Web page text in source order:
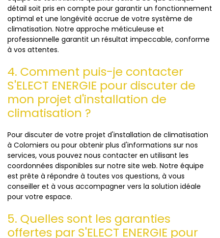
détail soit pris en compte pour garantir un fonctionnement
optimal et une longévité accrue de votre système de
climatisation. Notre approche méticuleuse et
professionnelle garantit un résultat impeccable, conforme
à vos attentes.
4. Comment puis-je contacter
S'ELECT ENERGIE pour discuter de
mon projet d'installation de
climatisation ?
Pour discuter de votre projet d'installation de climatisation
à Colomiers ou pour obtenir plus d'informations sur nos
services, vous pouvez nous contacter en utilisant les
coordonnées disponibles sur notre site web. Notre équipe
est prête à répondre à toutes vos questions, à vous
conseiller et à vous accompagner vers la solution idéale
pour votre espace.
5. Quelles sont les garanties
offertes par S'ELECT ENERGIE pour